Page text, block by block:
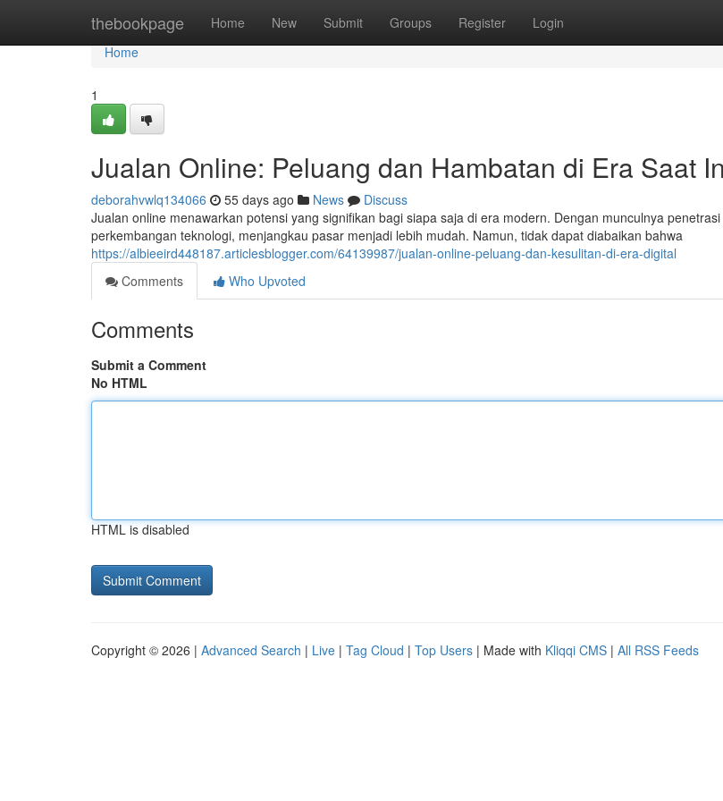
thebookpage Home New Submit Groups Register Login
Home
Home
1
Jualan Online: Peluang dan Hambatan di Era Saat
deborahvwlq134066 55 days ago News
Discuss
Jualan online menawarkan potensi yang signifikan bagi siapa saja di era modern. Dengan munculnya
perkembangan teknologi, menjangkau pasar menjadi lebih mudah. Namun, tidak dapat diabaikan bahwa
https://albieeird448187.articlesblogger.com/64139987/jualan-online-peluang-dan-kesulitan-di-era-digital
Comments
Who Upvoted
Comments
Submit a Comment
No HTML
HTML is disabled
Copyright © 2026 | Advanced Search | Live | Tag Cloud | Top Users | Made with Kliqqi CMS | All RSS Feeds